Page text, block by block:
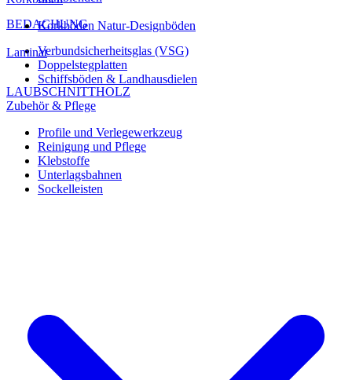
BEDACHUNG
Verbundsicherheitsglas (VSG)
Doppelstegplatten
LAUBSCHNITTHOLZ
Korkböden Natur-Designböden
Laminat
Schiffsböden & Landhausdielen
Zubehör & Pflege
Profile und Verlegewerkzeug
Reinigung und Pflege
Klebstoffe
Unterlagsbahnen
Sockelleisten